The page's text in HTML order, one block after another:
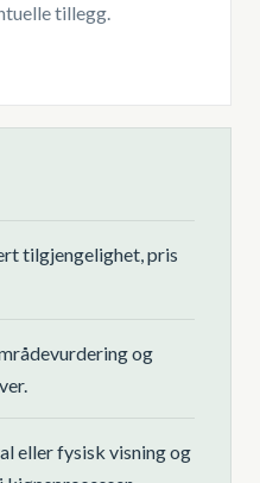
tillegg.
tilgjengelighet, pris
og
eller fysisk visning og